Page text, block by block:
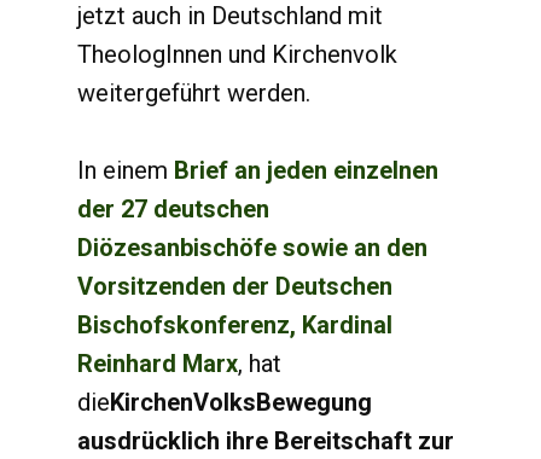
jetzt auch in Deutschland mit
TheologInnen und Kirchenvolk
weitergeführt werden.
In einem Brief an jeden einzelnen
der 27 deutschen
Diözesanbischöfe sowie an den
Vorsitzenden der Deutschen
Bischofskonferenz, Kardinal
Reinhard Marx, hat
dieKirchenVolksBewegung
ausdrücklich ihre Bereitschaft zur